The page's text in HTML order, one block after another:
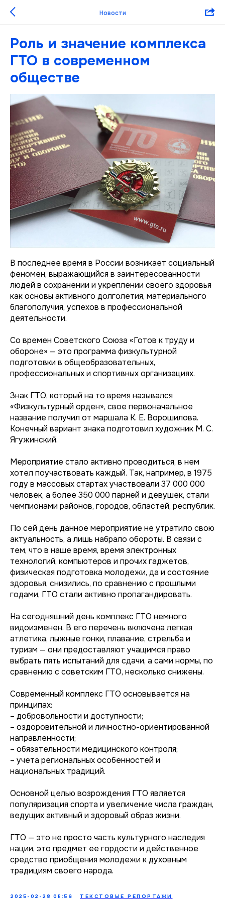
Новости
Роль и значение комплекса
ГТО в современном
обществе
В последнее время в России возникает социальный
феномен, выражающийся в заинтересованности
людей в сохранении и укреплении своего здоровья
как основы активного долголетия, материального
благополучия, успехов в профессиональной
деятельности.
Со времен Советского Союза «Готов к труду и
обороне» — это программа физкультурной
подготовки в общеобразовательных,
профессиональных и спортивных организациях.
Знак ГТО, который на то время назывался
«Физкультурный орден», свое первоначальное
название получил от маршала К. Е. Ворошилова.
Конечный вариант знака подготовил художник М. С.
Ягужинский.
Мероприятие стало активно проводиться, в нем
хотел поучаствовать каждый. Так, например, в 1975
году в массовых стартах участвовали 37 000 000
человек, а более 350 000 парней и девушек, стали
чемпионами районов, городов, областей, республик.
По сей день данное мероприятие не утратило свою
актуальность, а лишь набрало обороты. В связи с
тем, что в наше время, время электронных
технологий, компьютеров и прочих гаджетов,
физическая подготовка молодежи, да и состояние
здоровья, снизились, по сравнению с прошлыми
годами, ГТО стали активно пропагандировать.
На сегодняшний день комплекс ГТО немного
видоизменен. В его перечень включена легкая
атлетика, лыжные гонки, плавание, стрельба и
туризм — они предоставляют учащимся право
выбрать пять испытаний для сдачи, а сами нормы, по
сравнению с советским ГТО, несколько снижены.
Современный комплекс ГТО основывается на
принципах:
– добровольности и доступности;
– оздоровительной и личностно-ориентированной
направленности;
– обязательности медицинского контроля;
– учета региональных особенностей и
национальных традиций.
Основной целью возрождения ГТО является
популяризация спорта и увеличение числа граждан,
ведущих активный и здоровый образ жизни.
ГТО — это не просто часть культурного наследия
нации, это предмет ее гордости и действенное
средство приобщения молодежи к духовным
традициям своего народа.
2025-02-28 08:56 ТЕКСТОВЫЕ РЕПОРТАЖИ